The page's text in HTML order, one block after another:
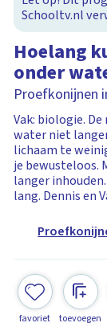
Schooltv.nl
Hoelang
onder
Proefkonijnen
Vak: biologie.
water niet
lichaam te
je bewusteloos.
langer
lang. Dennis en
favoriet toevoegen